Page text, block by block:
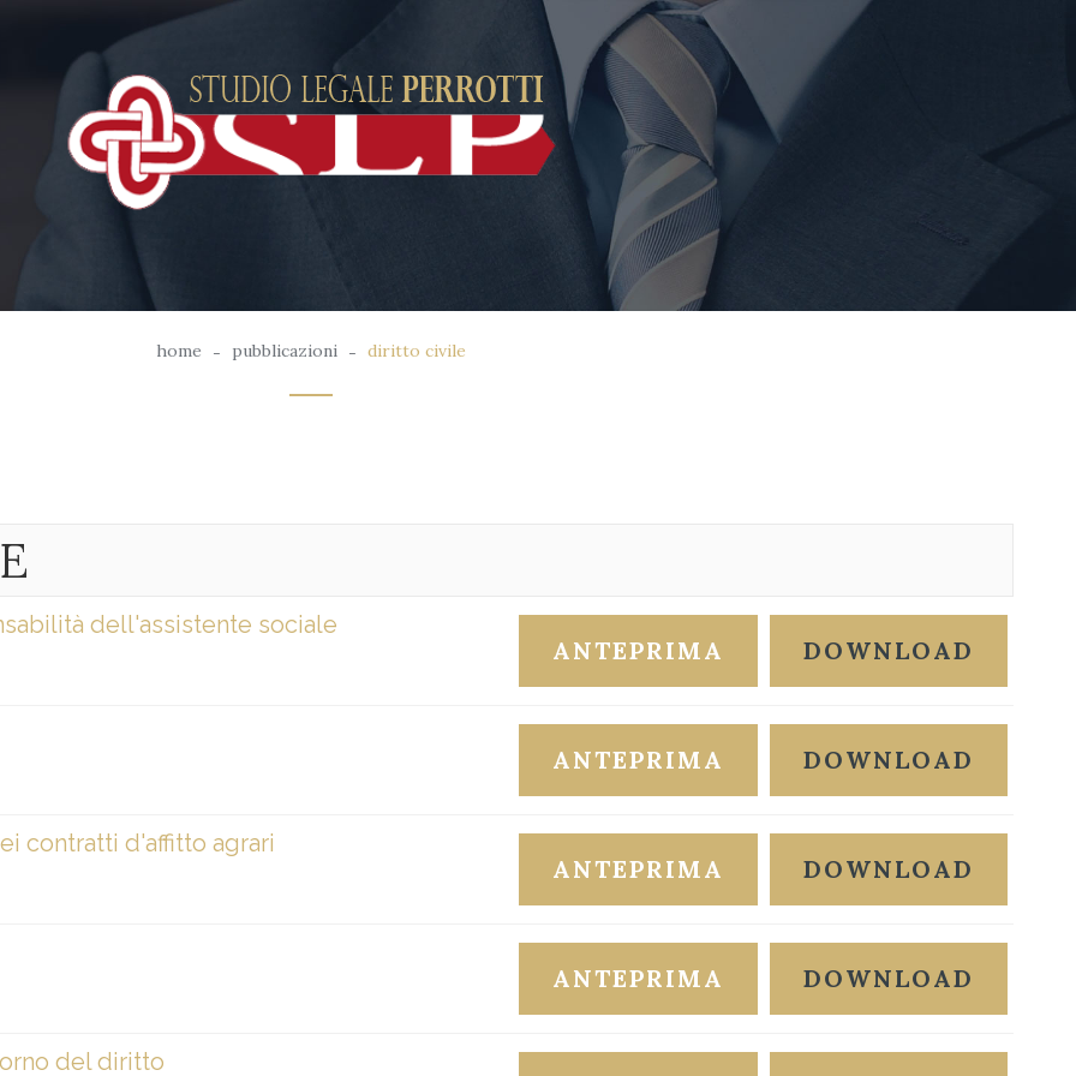
home - pubblicazioni - diritto civile
dell'assistente sociale
DOWNLOAD
ANTEPRIMA
DOWNLOAD
ANTEPRIMA
contratti d'affitto agrari
DOWNLOAD
ANTEPRIMA
DOWNLOAD
ANTEPRIMA
del diritto